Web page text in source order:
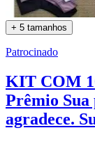
+ 5 tamanhos
Patrocinado
KIT COM
Prêmio Sua
agradece.